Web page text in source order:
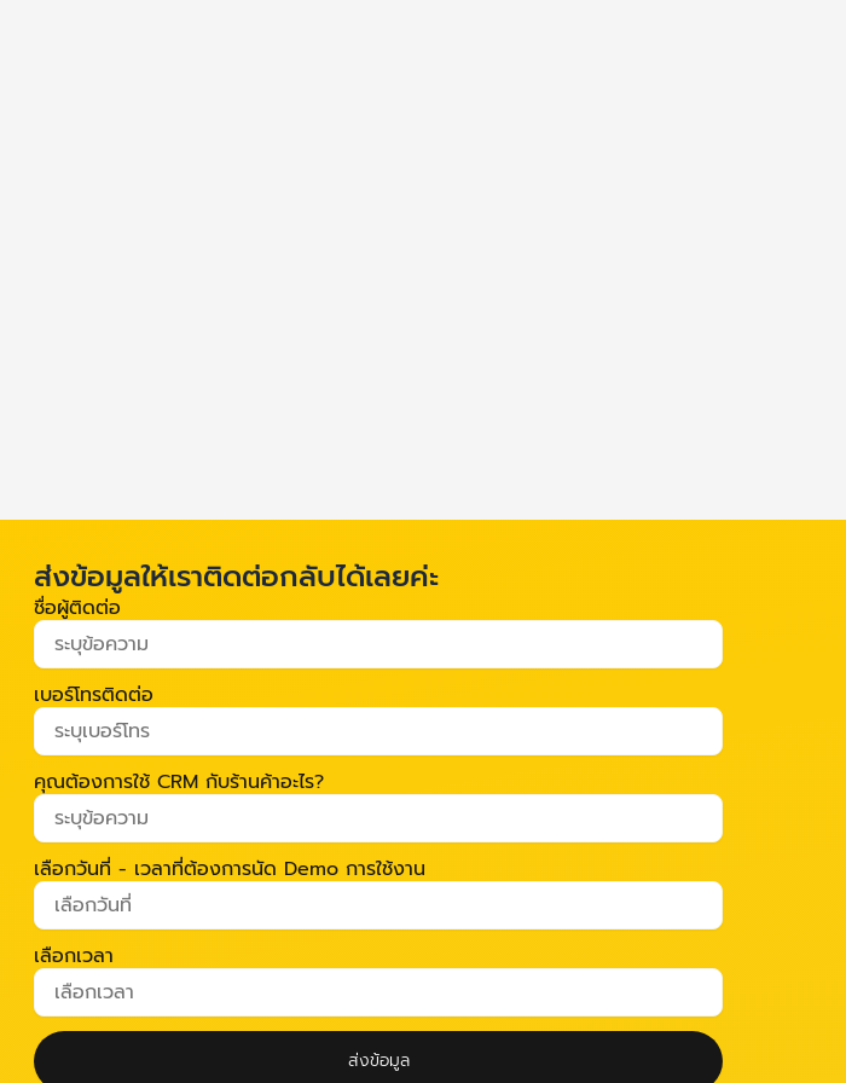
ส่งข้อมูลให้เราติดต่อกลับได้เลยค่ะ
ชื่อผู้ติดต่อ
เบอร์โทรติดต่อ
คุณต้องการใช้ CRM กับร้านค้าอะไร?
เลือกวันที่ - เวลาที่ต้องการนัด Demo การใช้งาน
เลือกเวลา
ส่งข้อมูล